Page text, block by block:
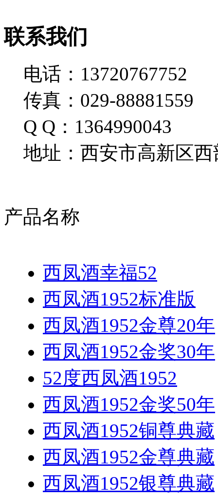
联系我们
电话：13720767752
传真：029-88881559
Q Q：1364990043
地址：西安市高新区西
产品名称
西凤酒幸福52
西凤酒1952标准版
西凤酒1952金尊20年
西凤酒1952金奖30年
52度西凤酒1952
西凤酒1952金奖50年
西凤酒1952铜尊典藏
西凤酒1952金尊典藏
西凤酒1952银尊典藏